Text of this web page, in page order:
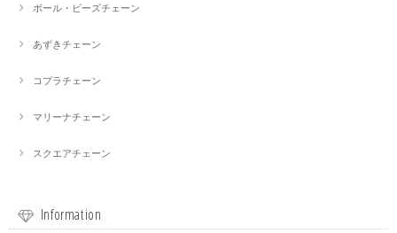
ボール・ビーズチェーン
あずきチェーン
コプラチェーン
マリーナチェーン
スクエアチェーン
Information